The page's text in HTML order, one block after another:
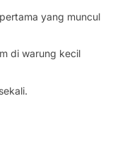
yang muncul
di warung kecil